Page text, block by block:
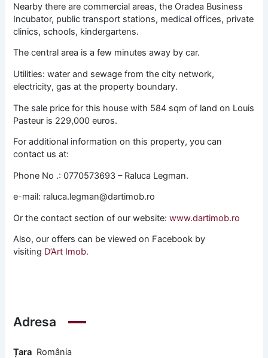
Nearby there are commercial areas, the Oradea Business
Incubator, public transport stations, medical offices, private
clinics, schools, kindergartens.
The central area is a few minutes away by car.
Utilities: water and sewage from the city network,
electricity, gas at the property boundary.
The sale price for this house with 584 sqm of land on Louis
Pasteur is 229,000 euros.
For additional information on this property, you can
contact us at:
Phone No .: 0770573693 – Raluca Legman.
e-mail: raluca.legman@dartimob.ro
Or the contact section of our website:www.dartimob.ro
Also, our offers can be viewed on Facebook by
visiting D’Art Imob.
Adresa
Țara România